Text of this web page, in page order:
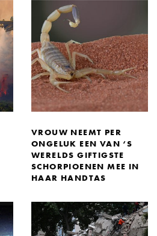
VROUW NEEMT PER
ONGELUK EEN VAN ‘S
WERELDS GIFTIGSTE
SCHORPIOENEN MEE IN
HAAR HANDTAS